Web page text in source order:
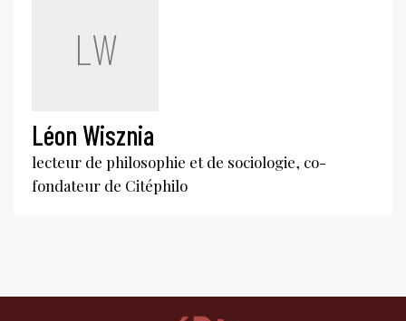
LW
Léon Wisznia
lecteur de philosophie et de sociologie, co-
fondateur de Citéphilo